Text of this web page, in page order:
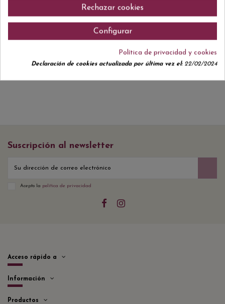
Suscripción al newsletter
Acepto la política de privacidad
Acceso rápido a
Información
Productos
Rechazar cookies
Configurar
Política de privacidad y cookies
Declaración de cookies actualizada por última vez el:22/02/2024